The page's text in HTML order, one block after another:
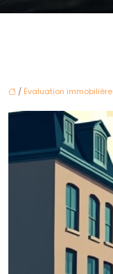
/ Évaluation immobilière